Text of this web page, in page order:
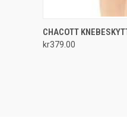
QUICK VIEW
Compare
CHACOTT
kr379.00